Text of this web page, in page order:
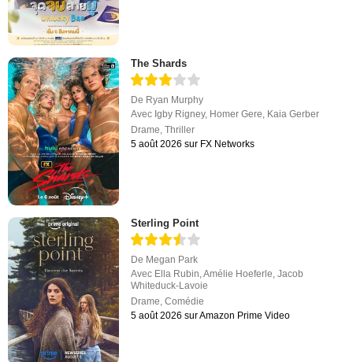
The Shards
De Ryan Murphy
Avec Igby Rigney, Homer Gere, Kaia Gerber
Drame,Thriller
5 août 2026 sur FX Networks
Sterling Point
De Megan Park
Avec Ella Rubin,Amélie Hoeferle,Jacob
Whiteduck-Lavoie
Drame,Comédie
5 août 2026 sur Amazon Prime Video